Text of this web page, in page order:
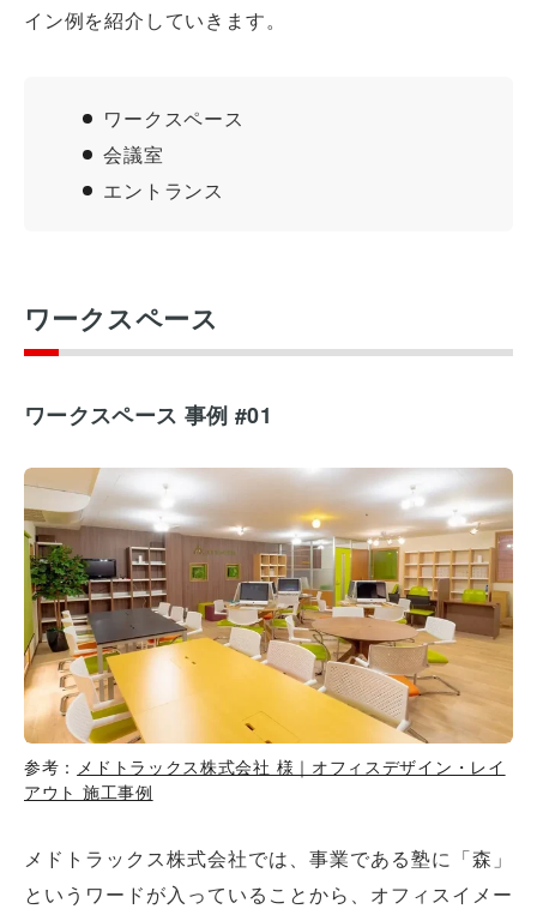
イン例を紹介していきます。
ワークスペース
会議室
エントランス
ワークスペース
ワークスペース 事例 #01
参考： メドトラックス株式会社 様｜オフィスデザイン・レイ
アウト 施工事例
メドトラックス株式会社では、事業である塾に「森」
というワードが入っていることから、オフィスイメー